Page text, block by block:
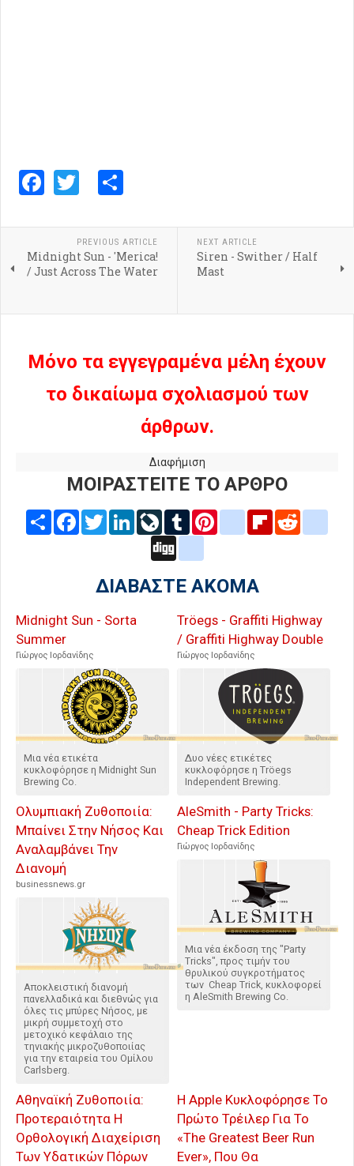
Facebook
Twitter
PREVIOUS ARTICLE
Midnight Sun - 'Merica!
/ Just Across The Water
NEXT ARTICLE
Siren - Swither / Half
Mast
Μόνο τα εγγεγραμένα μέλη έχουν
το δικαίωμα σχολιασμού των
άρθρων.
Διαφήμιση
ΜΟΙΡΑΣΤΕΙΤΕ ΤΟ ΑΡΘΡΟ
Share FacebookTwitterLinkedInLiveJournal
Tumblr Pinterestblogger_post
Flipboard
ΔΙΑΒΑΣΤΕ ΑΚΟΜΑ
Midnight Sun - Sorta
Summer
Γιώργος Ιορδανίδης
Μια νέα ετικέτα
κυκλοφόρησε η Midnight Sun
Brewing Co.
Tröegs - Graffiti Highway
/ Graffiti Highway Double
Γιώργος Ιορδανίδης
Δυο νέες ετικέτες
κυκλοφόρησε η Tröegs
Independent Brewing.
Ολυμπιακή Ζυθοποιία:
Μπαίνει Στην Νήσος Και
Αναλαμβάνει Την
Διανομή
businessnews.gr
Αποκλειστική διανομή
πανελλαδικά και διεθνώς για
όλες τις μπύρες Νήσος, με
μικρή συμμετοχή στο
μετοχικό κεφάλαιο της
τηνιακής μικροζυθοποιίας
για την εταιρεία του Ομίλου
Carlsberg.
AleSmith - Party Tricks:
Cheap Trick Edition
Γιώργος Ιορδανίδης
Μια νέα έκδοση της "Party
Tricks", προς τιμήν του
θρυλικού συγκροτήματος
των Cheap Trick, κυκλοφορεί
η AleSmith Brewing Co.
Αθηναϊκή Ζυθοποιία:
Προτεραιότητα Η
Ορθολογική Διαχείριση
Των Υδατικών Πόρων
Η Apple Κυκλοφόρησε Το
Πρώτο Τρέιλερ Για Το
«The Greatest Beer Run
Ever», Που Θα